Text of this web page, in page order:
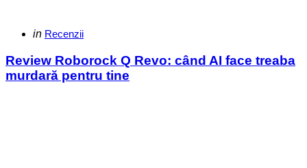
Categories
Posted
in Recenzii
Review Roborock Q Revo: când AI face treaba
murdară pentru tine